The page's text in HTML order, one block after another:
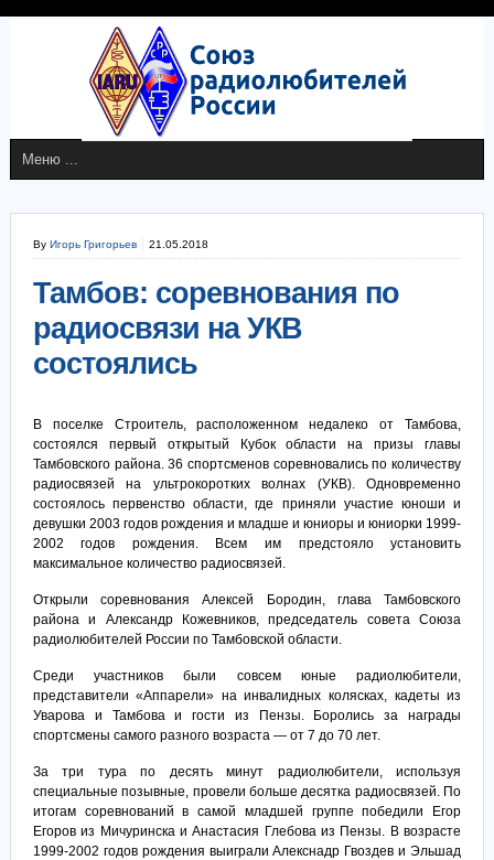
By Игорь Григорьев 21.05.2018
Тамбов: соревнования по
радиосвязи на УКВ
состоялись
В поселке Строитель, расположенном недалеко от Тамбова,
состоялся первый открытый Кубок области на призы главы
Тамбовского района. 36 спортсменов соревновались по количеству
радиосвязей на ультрокоротких волнах (УКВ). Одновременно
состоялось первенство области, где приняли участие юноши и
девушки 2003 годов рождения и младше и юниоры и юниорки 1999-
2002 годов рождения. Всем им предстояло установить
максимальное количество радиосвязей.
Открыли соревнования Алексей Бородин, глава Тамбовского
района и Александр Кожевников, председатель совета Союза
радиолюбителей России по Тамбовской области.
Среди участников были совсем юные радиолюбители,
представители «Аппарели» на инвалидных колясках, кадеты из
Уварова и Тамбова и гости из Пензы. Боролись за награды
спортсмены самого разного возраста — от 7 до 70 лет.
За три тура по десять минут радиолюбители, используя
специальные позывные, провели больше десятка радиосвязей. По
итогам соревнований в самой младшей группе победили Егор
Егоров из Мичуринска и Анастасия Глебова из Пензы. В возрасте
1999-2002 годов рождения выиграли Алекснадр Гвоздев и Эльшад